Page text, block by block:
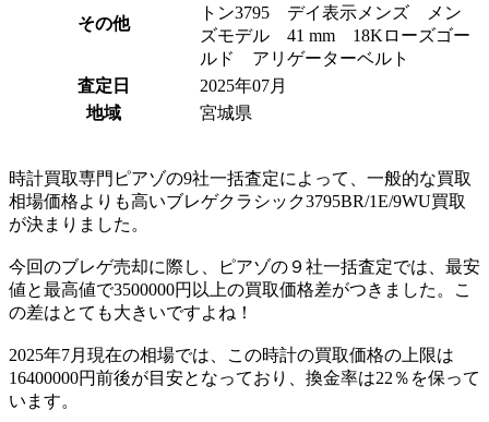
その他
トン3795 デイ表示メンズ メン
ズモデル 41 mm 18Kローズゴー
ルド アリゲーターベルト
査定日
2025年07月
地域
宮城県
時計買取専門ピアゾの9社一括査定によって、一般的な買取
相場価格よりも高いブレゲクラシック3795BR/1E/9WU買取
が決まりました。
今回のブレゲ売却に際し、ピアゾの９社一括査定では、最安
値と最高値で3500000円以上の買取価格差がつきました。こ
の差はとても大きいですよね！
2025年7月現在の相場では、この時計の買取価格の上限は
16400000円前後が目安となっており、換金率は22％を保って
います。